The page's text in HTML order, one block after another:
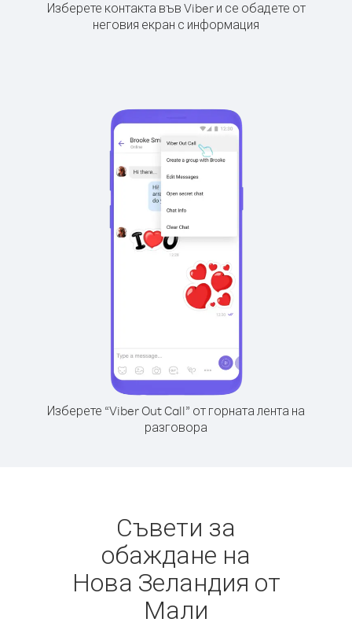
Изберете контакта във Viber и се обадете от
неговия екран с информация
Изберете “Viber Out Call” от горната лента на
разговора
Съвети за
обаждане на
Нова Зеландия от
Мали